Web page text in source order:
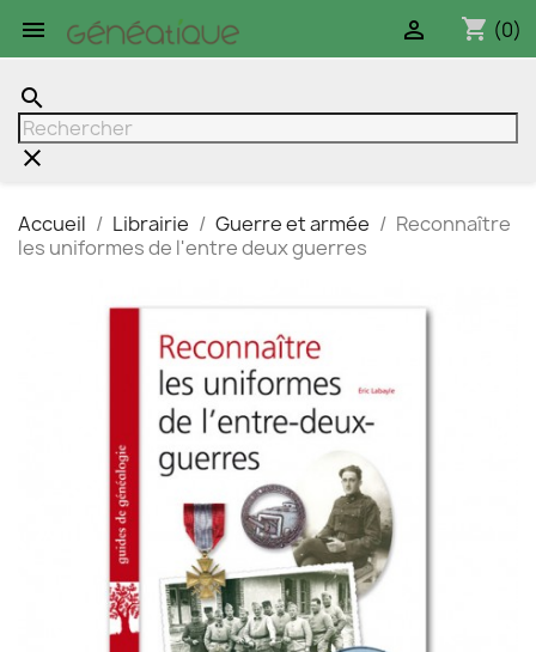
 shopping_cart (0)

search
clear
Accueil Librairie Guerre et armée
Reconnaître
les uniformes de l'entre deux guerres